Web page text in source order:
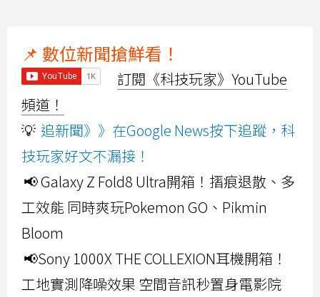
📌 數位新聞搶鮮看！
訂閱《科技玩家》YouTube
頻道！
💡 追新聞》》在Google News按下追蹤，科
技玩家好文不漏接！
📢 Galaxy Z Fold8 Ultra開箱！摺痕退散、多
工效能 同時爽玩Pokemon GO、Pikmin
Bloom
📢Sony 1000X THE COLLEXION耳機開箱！
工地實測降噪效果 空間音訊秒置身電影院